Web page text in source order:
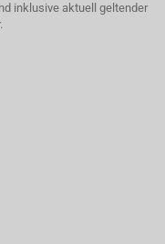
inklusive aktuell geltender